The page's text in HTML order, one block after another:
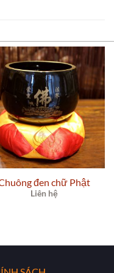
đen chữ Phật
Liên hệ